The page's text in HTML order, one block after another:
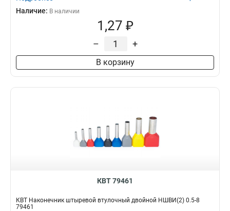
Наличие: В наличии
1,27 ₽
– +
В корзину
КВТ 79461
КВТ Наконечник штыревой втулочный двойной НШВИ(2) 0.5-8
79461